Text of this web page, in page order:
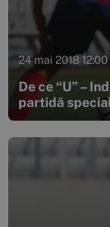
24 mai 2018 12:00
De ce “U” –
partidă